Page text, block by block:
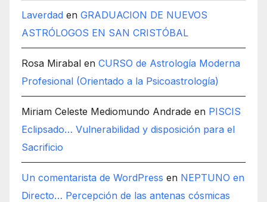
Laverdad en GRADUACION DE NUEVOS
ASTRÓLOGOS EN SAN CRISTÓBAL
Rosa Mirabal en CURSO de Astrología Moderna
Profesional (Orientado a la Psicoastrología)
Miriam Celeste Mediomundo Andrade en PISCIS
Eclipsado… Vulnerabilidad y disposición para el
Sacrificio
Un comentarista de WordPress en NEPTUNO en
Directo… Percepción de las antenas cósmicas